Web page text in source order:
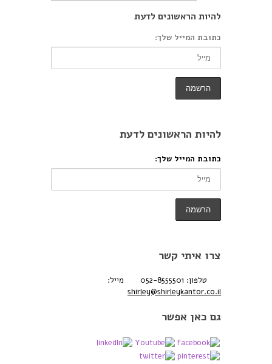
להיות הראשונים לדעת
כתובת המייל שלך:
להיות הראשונים לדעת
כתובת המייל שלך:
צרו איתי קשר
טלפון: 052-8555501
מייל:
shirley@shirleykantor.co.il
גם כאן אפשר